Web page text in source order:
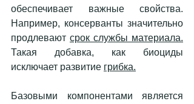
обеспечивает важные свойства.
Например, консерванты значительно
продлевают срок службы материала.
Такая добавка, как биоциды
исключает развитие грибка.
Базовыми компонентами является